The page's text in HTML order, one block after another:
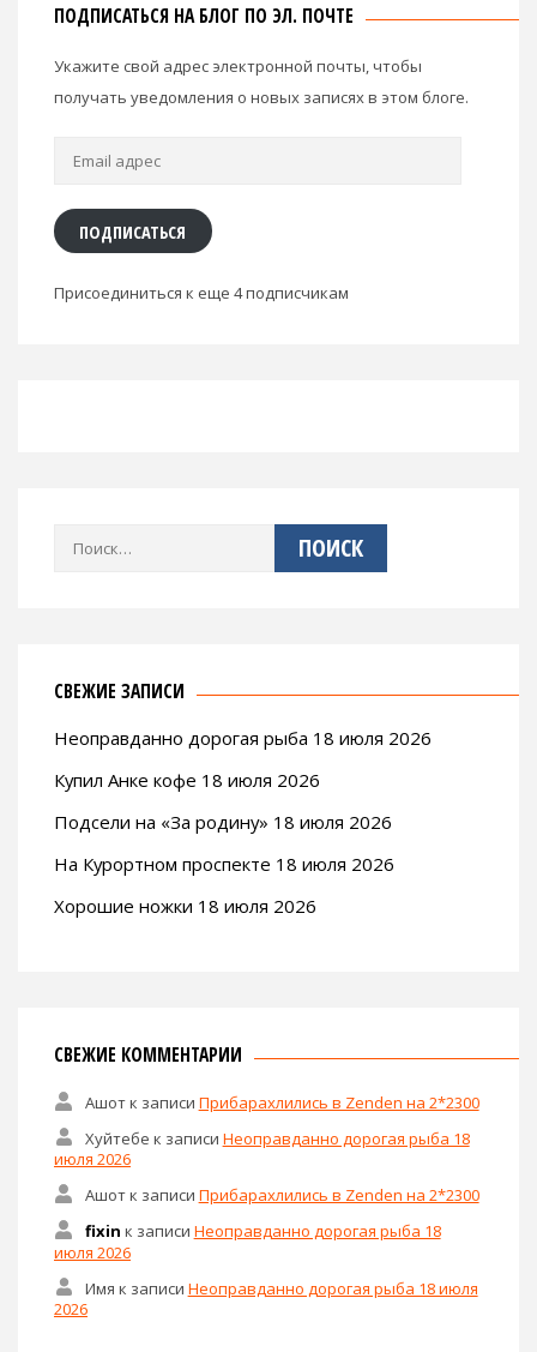
ПОДПИСАТЬСЯ НА БЛОГ ПО ЭЛ. ПОЧТЕ
Укажите свой адрес электронной почты, чтобы
получать уведомления о новых записях в этом блоге.
Email
ПОДПИСАТЬСЯ
Присоединиться к еще 4 подписчикам
Найти:
СВЕЖИЕ ЗАПИСИ
Неоправданно дорогая рыба 18 июля 2026
Купил Анке кофе 18 июля 2026
Подсели на «За родину» 18 июля 2026
На Курортном проспекте 18 июля 2026
Хорошие ножки 18 июля 2026
СВЕЖИЕ КОММЕНТАРИИ
Ашотк записи Прибарахлились в Zenden на 2*2300
Хуйтебе к записи Неоправданно дорогая рыба 18
июля 2026
Ашотк записи Прибарахлились в Zenden на 2*2300
fixin к записи Неоправданно дорогая рыба 18
июля 2026
Имя к записи Неоправданно дорогая рыба 18 июля
2026